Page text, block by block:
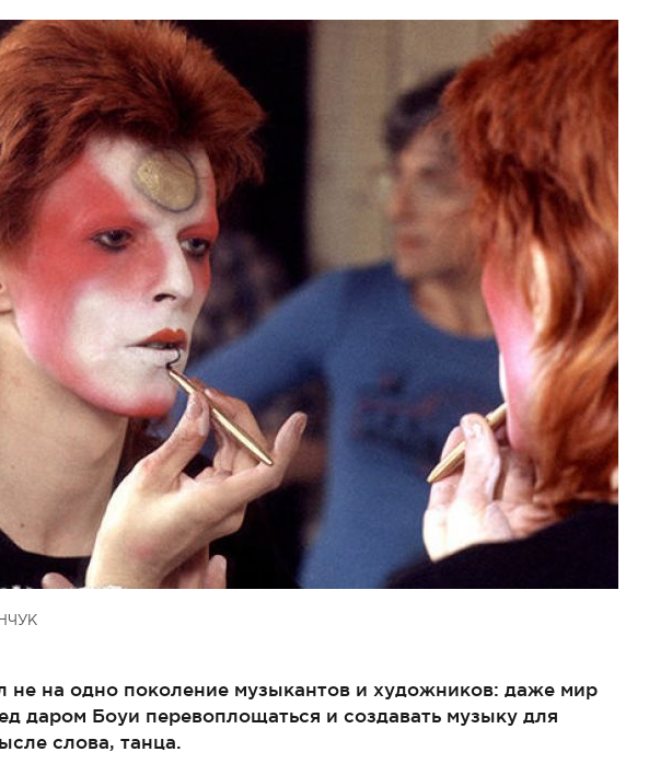
не на одно поколение музыкантов и художников: даже мир
даром Боуи перевоплощаться и создавать музыку для
слова, танца.